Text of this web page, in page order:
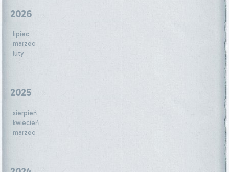
2026
lipiec
marzec
luty
2025
sierpień
kwiecień
marzec